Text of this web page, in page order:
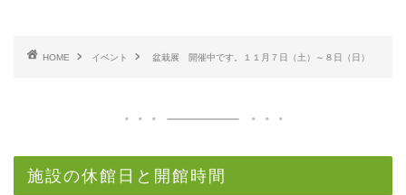
HOME イベント 盆栽展 開催中です。１１月７日（土）～８日（日）
施設の休館日と開館時間